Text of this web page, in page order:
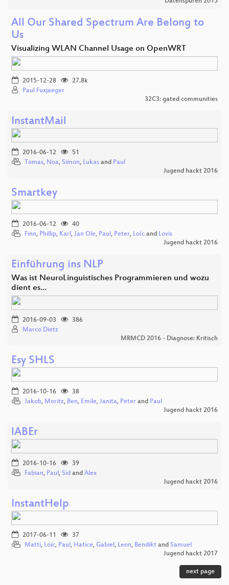
All Our Shared Spectrum Are Belong to
Us
Visualizing WLAN Channel Usage on OpenWRT
2015-12-28
27.8k
Paul Fuxjaeger
32C3: gated communities
InstantMail
2016-06-12
51
Tomas, Noa, Simon, Lukas and Paul
Jugend hackt 2016
Smartkey
2016-06-12
40
Finn, Phillip, Karl, Jan Ole, Paul, Peter, Loїc and Lovis
Jugend hackt 2016
Einführung ins NLP
Was ist NeuroLinguistisches Programmieren und wozu
dient es…
2016-09-03
386
Marco Dietz
MRMCD 2016 - Diagnose: Kritisch
Esy SHLS
2016-10-16
38
Jakob, Moritz, Ben, Emile, Janita, Peter and Paul
Jugend hackt 2016
lABEr
2016-10-16
39
Fabian, Paul, Sid and Alex
Jugend hackt 2016
InstantHelp
2017-06-11
37
Matti, Loïc, Paul, Hatice, Gabiel, Leon, Bendikt and Samuel
Jugend hackt 2017
next page